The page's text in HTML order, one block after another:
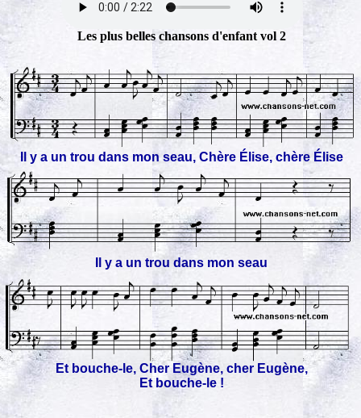
Les plus belles chansons d'enfant vol 2
Il y a un trou dans mon seau, Chère Élise, chère Élise
Il y a un trou dans mon seau
Et bouche-le, Cher Eugène, cher Eugène,
Et bouche-le !